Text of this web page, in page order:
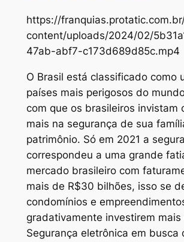
https://
content/uploads/2024/02/
47ab-abf7-c173d689d85c.mp4
O Brasil está classificado como
países mais perigosos do
com que os brasileiros invistam
mais na segurança de sua
patrimônio. Só em 2021 a
correspondeu a uma grande
mercado brasileiro com
mais de R$30 bilhões, isso se
condomínios e
gradativamente investirem mais
Segurança eletrônica em busca